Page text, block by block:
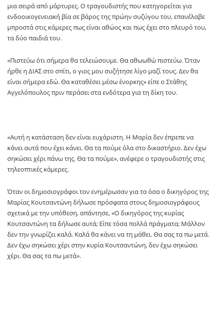
μια σειρά από μάρτυρες. Ο τραγουδιστής που κατηγορείται για
ενδοοικογενειακή βία σε βάρος της πρώην συζύγου του, επανέλαβε
μπροστά στις κάμερες πως είναι αθώος και πως έχει στο πλευρό του,
τα δύο παιδιά του.
«Πιστεύω ότι σήμερα θα τελειώσουμε. Θα αθωωθώ πιστεύω. Όταν
ήρθε η ΔΙΑΣ στο σπίτι, ο γιος μου συζήτησε λίγο μαζί τους. Δεν θα
είναι σήμερα εδώ. Θα καταθέσει μέσω ένορκης» είπε ο Στάθης
Αγγελόπουλος πριν περάσει στα ενδότερα για τη δίκη του.
«Αυτή η κατάσταση δεν είναι ευχάριστη. Η Μαρία δεν έπρεπε να
κάνει αυτά που έχει κάνει. Θα τα πούμε όλα στο δικαστήριο. Δεν έχω
σηκώσει χέρι πάνω της. Θα τα πούμε», ανέφερε ο τραγουδιστής στις
τηλεοπτικές κάμερες.
Όταν οι δημοσιογράφοι τον ενημέρωσαν για τα όσα ο δικηγόρος της
Μαρίας Κουτσαντώνη δήλωσε πρόσφατα στους δημοσιογράφους
σχετικά με την υπόθεση, απάντησε, «Ο δικηγόρος της κυρίας
Κουτσαντώνη τα δήλωσε αυτά; Είπε τόσα πολλά πράγματα; Μάλλον
δεν την γνωρίζει καλά. Καλά θα κάνει να τη μάθει. Θα σας τα πω μετά.
Δεν έχω σηκώσει χέρι στην κυρία Κουτσαντώνη, δεν έχω σηκώσει
χέρι. Θα σας τα πω μετά».